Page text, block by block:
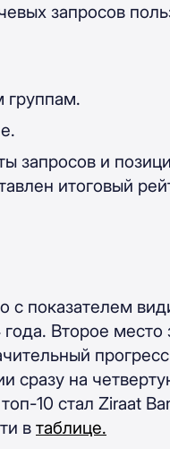
запросов
группам.
.
запросов и
итоговый
с показателем
Второе место
сразу на
10 стал Ziraat
в таблице.